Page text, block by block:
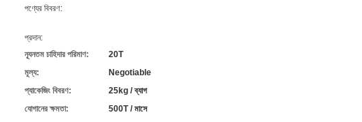
পণ্যের বিবরণ:
প্রদান:
ন্যূনতম চাহিদার পরিমাণ:
20T
মূল্য:
Negotiable
প্যাকেজিং বিবরণ:
25kg / ব্যাগ
যোগানের ক্ষমতা:
500T / মাসে